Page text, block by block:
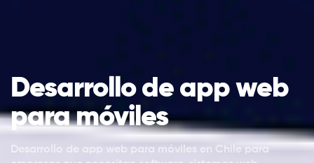
Desarrollo de app web
para móviles
Desarrollo de app web para móviles en Chile para